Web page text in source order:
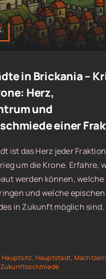
in Brickania –
Herz,
und
einer
ist das Herz jeder
um die Krone. Erfahre,
werden können, welche
und welche epischen
in Zukunft möglich sind.
Hauptsitz, Hauptstadt,
Zukunftsschmiede